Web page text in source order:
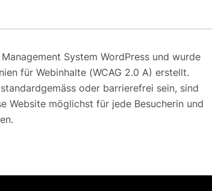
System WordPress und wurde
für Webinhalte (WCAG 2.0 A) erstellt.
oder barrierefrei sein, sind
Website möglichst für jede Besucherin und